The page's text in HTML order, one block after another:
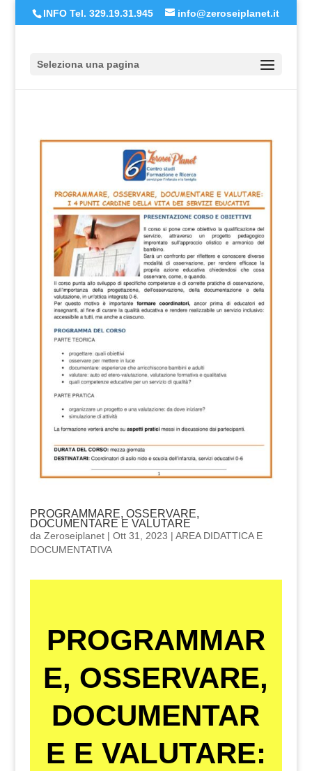
INFO Tel. 329.19.31.945 info@zeroseiplanet.it
Seleziona una pagina
PROGRAMMARE, OSSERVARE,
DOCUMENTARE E VALUTARE
da Zeroseiplanet| Ott 31, 2023 | AREA DIDATTICA E
DOCUMENTATIVA
PROGRAMMAR
E, OSSERVARE,
DOCUMENTAR
E E VALUTARE: